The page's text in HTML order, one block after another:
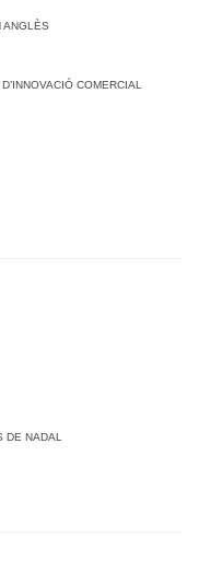
ANGLÈS
COMERCIAL
DE NADAL